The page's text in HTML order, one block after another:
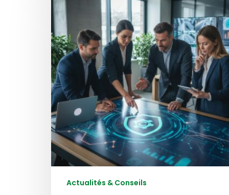
gestion
des
incidents
en
2026
:
Guide
avancé
pour
agences
de
sécurité
PME
Actualités & Conseils